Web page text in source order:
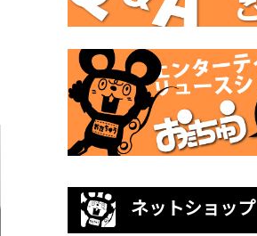
ネットショップ